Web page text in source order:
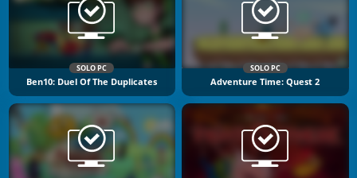
SOLO PC
Ben10: Duel Of The Duplicates
SOLO PC
Adventure Time: Quest 2